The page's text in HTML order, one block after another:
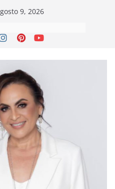
9, 2026